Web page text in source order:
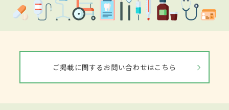
ご掲載に関するお問い合わせはこちら